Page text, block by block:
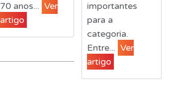
70 anos... Ver
artigo
importantes
para a
categoria.
Entre... Ver
artigo